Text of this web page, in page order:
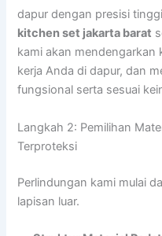
dapur dengan presisi
kitchen set jakarta barat
kami akan mendengarkan
kerja Anda di dapur, dan
fungsional serta sesuai
Langkah 2: Pemilihan
Terproteksi
Perlindungan kami mulai
lapisan luar.